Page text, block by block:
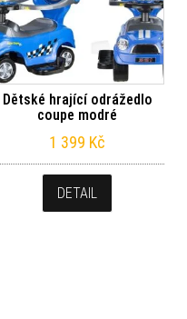
Dětské hrající odrážedlo
coupe modré
1 399 Kč
DETAIL